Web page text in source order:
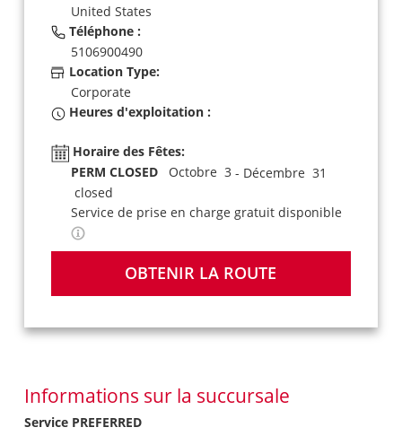
United States
Téléphone :
5106900490
Location Type:
Corporate
Heures d'exploitation :
Horaire des Fêtes:
PERM CLOSEDOctobre 3 - Décembre 31
closed
Service de prise en charge gratuit disponible
OBTENIR LA ROUTE
Informations sur la succursale
Service PREFERRED